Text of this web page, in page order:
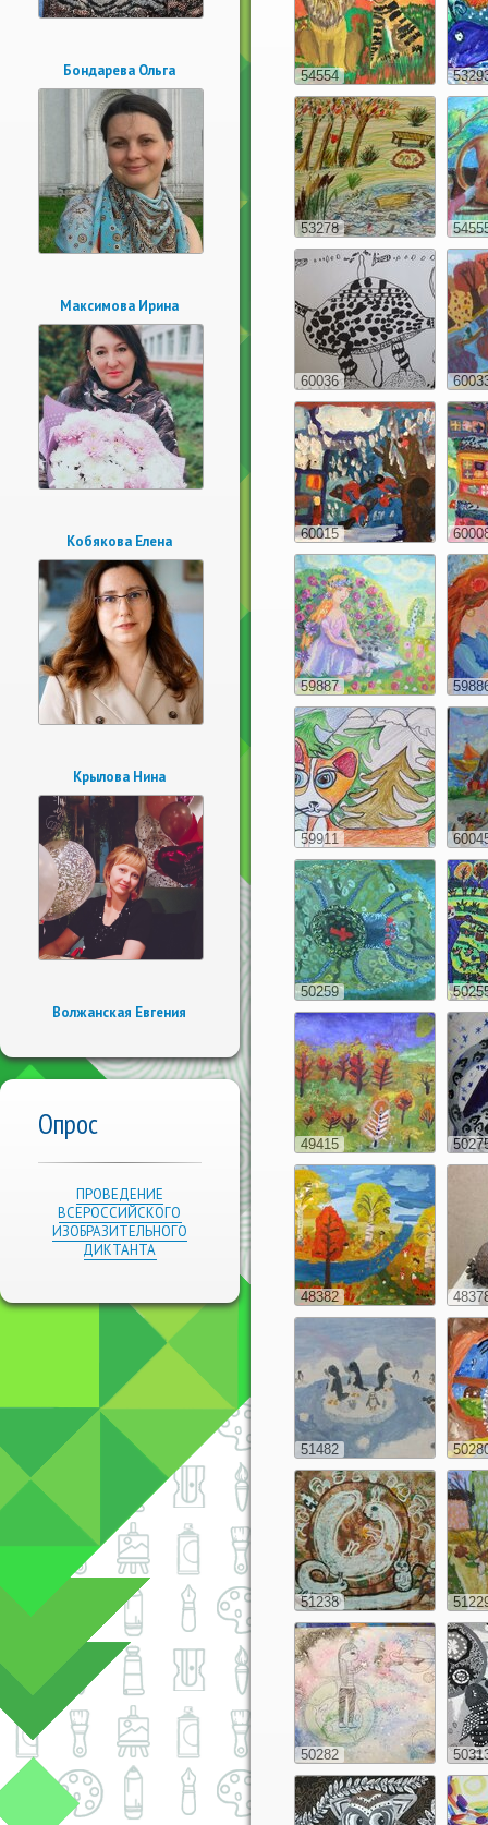
Бондарева Ольга
Максимова Ирина
Кобякова Елена
Крылова Нина
Волжанская Евгения
Опрос
ПРОВЕДЕНИЕ
ВСЕРОССИЙСКОГО
ИЗОБРАЗИТЕЛЬНОГО
ДИКТАНТА
54554
53278
60036
60015
59887
59911
50259
49415
48382
51482
51238
50282